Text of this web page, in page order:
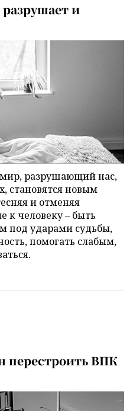
и
разрушающий нас,
становятся новым
и отменяя
к человеку – быть
под ударами судьбы,
помогать слабым,
перестроить ВПК